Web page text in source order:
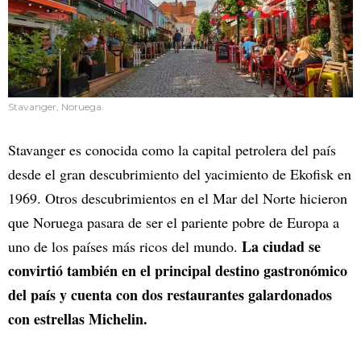
Stavanger, Noruega.
Stavanger es conocida como la capital petrolera del país
desde el gran descubrimiento del yacimiento de Ekofisk en
1969. Otros descubrimientos en el Mar del Norte hicieron
que Noruega pasara de ser el pariente pobre de Europa a
uno de los países más ricos del mundo. La ciudad se
convirtió también en el principal destino gastronómico
del país y cuenta con dos restaurantes galardonados
con estrellas Michelin.